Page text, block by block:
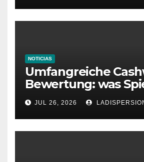
NOTICIAS
Umfangreiche
Bewertung: was
dieses Casino
JUL 26, 2026